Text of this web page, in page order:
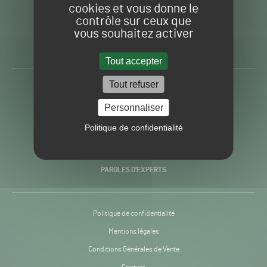
cookies et vous donne le
contrôle sur ceux que
vous souhaitez activer
Tout accepter
Tout refuser
Personnaliser
Politique de confidentialité
Gazon
Sport
H24
-
Toute l’info autour du
PRATIQUES
PAROLES D’EXPERTS
Politique de confidentialité
Mentions légales
Conditions Générales de Vente